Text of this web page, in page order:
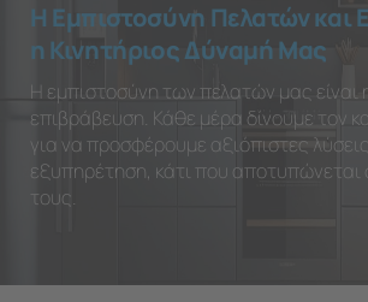
Η Εμπιστοσύνη Πελατών και
η Κινητήριος Δύναμή Μας
Η εμπιστοσύνη των πελατών μας είναι
επιβράβευση. Κάθε μέρα δίνουμε τον
για να προσφέρουμε αξιόπιστες
εξυπηρέτηση, κάτι που αποτυπώνεται
τους.